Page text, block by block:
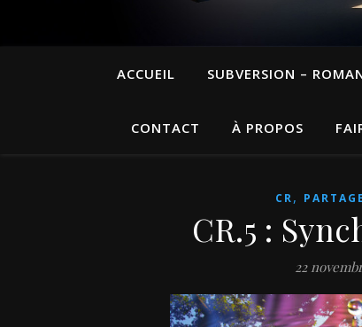
ACCUEIL SUBVERSION –
CONTACT À PROPOS
CR, PARTAGE
CR.5 :
22